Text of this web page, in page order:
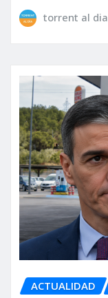
torrent al dia
ACTUALIDAD